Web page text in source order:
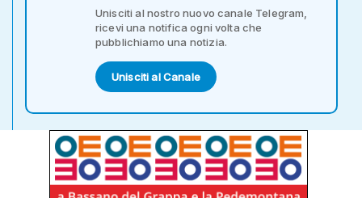
Unisciti al nostro nuovo canale Telegram,
ricevi una notifica ogni volta che
pubblichiamo una notizia.
Unisciti al Canale